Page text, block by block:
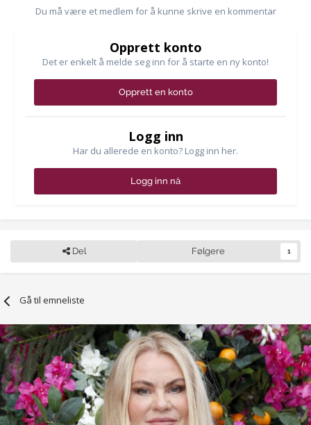
Du må være et medlem for å kunne skrive en kommentar
Opprett konto
Det er enkelt å melde seg inn for å starte en ny konto!
Opprett en konto
Logg inn
Har du allerede en konto? Logg inn her.
Logg inn nå
Del Følgere 1
Gå til emneliste